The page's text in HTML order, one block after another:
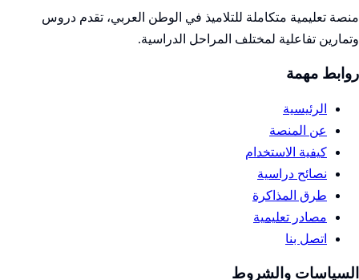
منصة تعليمية متكاملة للتلاميذ في الوطن العربي، تقدم دروس
وتمارين تفاعلية لمختلف المراحل الدراسية.
روابط مهمة
الرئيسية
عن المنصة
كيفية الاستخدام
نصائح دراسية
طرق المذاكرة
مصادر تعليمية
اتصل بنا
السياسات والشروط